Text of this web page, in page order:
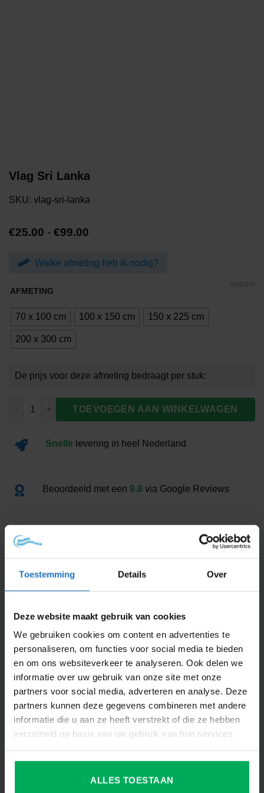
Toestemming Details Over
Deze website maakt gebruik van cookies
We gebruiken cookies om content en advertenties te
personaliseren, om functies voor social media te bieden
en om ons websiteverkeer te analyseren. Ook delen we
informatie over uw gebruik van onze site met onze
partners voor social media, adverteren en analyse. Deze
partners kunnen deze gegevens combineren met andere
informatie die u aan ze heeft verstrekt of die ze hebben
verzameld op basis van uw gebruik van hun services.
ALLES TOESTAAN
Vlag Sri Lanka
SKU: vlag-sri-lanka
€25.00 - €99.00
€99.00
Welke afmeting heb ik nodig?
AFMETING
70 x 100 cm 100 x 150 cm 150 x 225 cm
200 x 300 cm
Vlag Sri Lanka aantal
TOEVOEGEN AAN WINKELWAGEN
Snelle levering in heel Nederland
Beoordeeld met een 9.8 via Google Reviews
Dit vind je misschien ook interessant
Productspecificaties
AANVULLENDE INFORMATIE
BEOORDELINGEN (0)
AFMETING
70 x 100 cm, 100 x 150 cm, 150 x 225
cm, 200 x 300 cm
AANTAL STUKS IN
VERPAKKING
1
DIEPTE VLAG IN CM 0.1